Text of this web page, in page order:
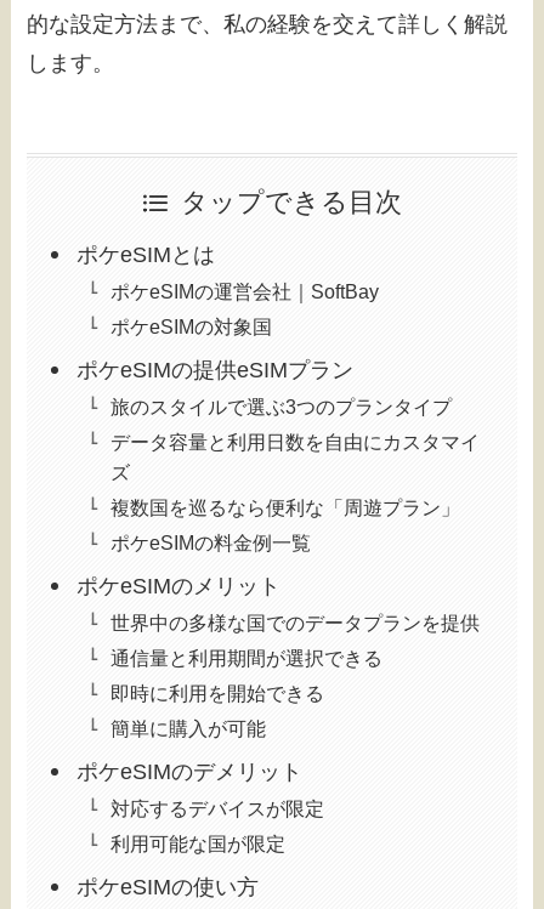
的な設定方法まで、私の経験を交えて詳しく解説
します。
タップできる目次
ポケeSIMとは
ポケeSIMの運営会社｜SoftBay
ポケeSIMの対象国
ポケeSIMの提供eSIMプラン
旅のスタイルで選ぶ3つのプランタイプ
データ容量と利用日数を自由にカスタマイ
ズ
複数国を巡るなら便利な「周遊プラン」
ポケeSIMの料金例一覧
ポケeSIMのメリット
世界中の多様な国でのデータプランを提供
通信量と利用期間が選択できる
即時に利用を開始できる
簡単に購入が可能
ポケeSIMのデメリット
対応するデバイスが限定
利用可能な国が限定
ポケeSIMの使い方